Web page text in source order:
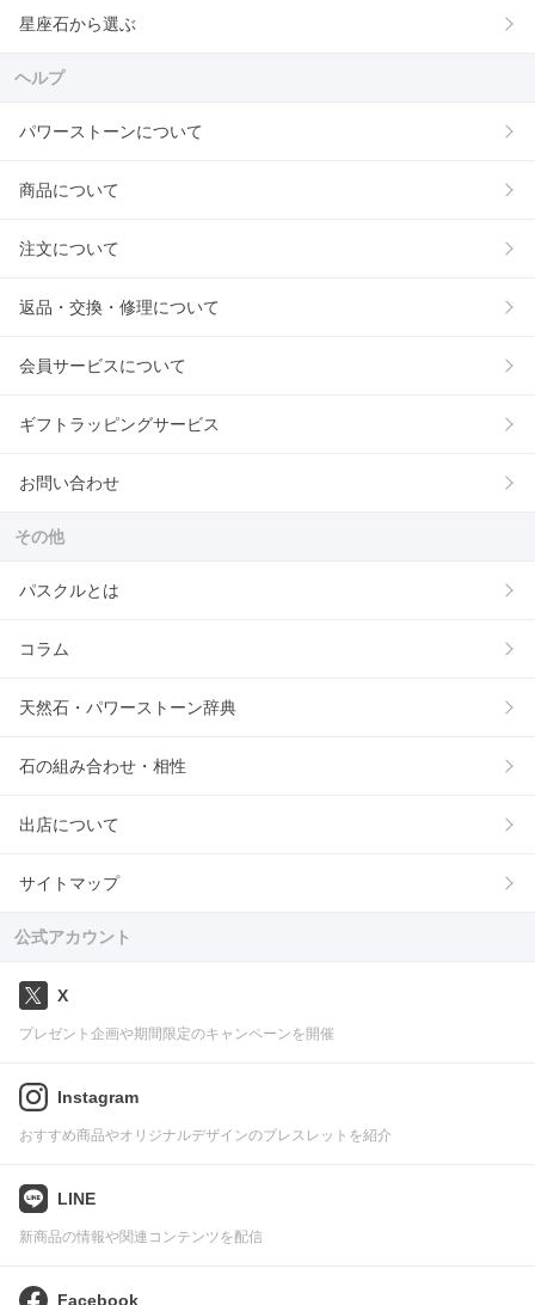
星座石から選ぶ
ヘルプ
パワーストーンについて
商品について
注文について
返品・交換・修理について
会員サービスについて
ギフトラッピングサービス
お問い合わせ
その他
パスクルとは
コラム
天然石・パワーストーン辞典
石の組み合わせ・相性
出店について
サイトマップ
公式アカウント
X
プレゼント企画や期間限定のキャンペーンを開催
Instagram
おすすめ商品やオリジナルデザインのブレスレットを紹介
LINE
新商品の情報や関連コンテンツを配信
Facebook